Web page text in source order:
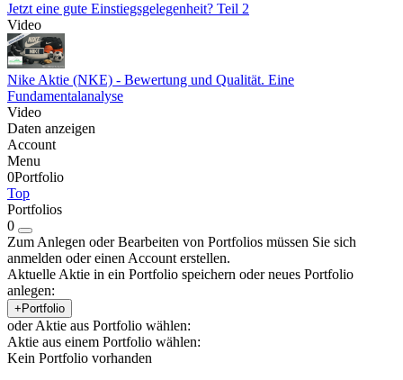
Jetzt eine gute Einstiegsgelegenheit? Teil 2
Video
Nike Aktie (NKE) - Bewertung und Qualität. Eine
Fundamentalanalyse
Video
Daten anzeigen
Account
Menu
0Portfolio
Top
Portfolios
0
Zum Anlegen oder Bearbeiten von Portfolios müssen Sie sich
anmelden oder einen Account erstellen.
Aktuelle Aktie in ein Portfolio speichern oder neues Portfolio
anlegen:
+Portfolio
oder Aktie aus Portfolio wählen:
Aktie aus einem Portfolio wählen:
Kein Portfolio vorhanden